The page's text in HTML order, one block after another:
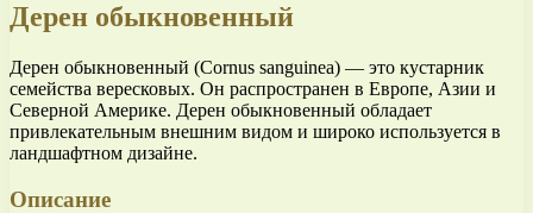
Дерен обыкновенный
Дерен обыкновенный (Cornus sanguinea) — это кустарник
семейства вересковых. Он распространен в Европе, Азии и
Северной Америке. Дерен обыкновенный обладает
привлекательным внешним видом и широко используется в
ландшафтном дизайне.
Описание